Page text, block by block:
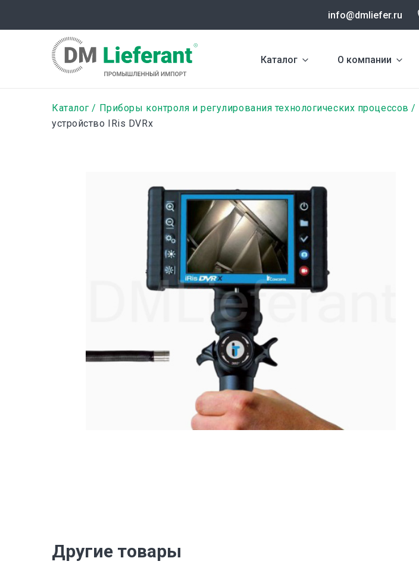
содержанию
info@dmliefer.ru
Каталог О компании
Строка
Каталог Приборы контроля и регулирования технологических процессов
устройство IRis DVRx
Другие товары